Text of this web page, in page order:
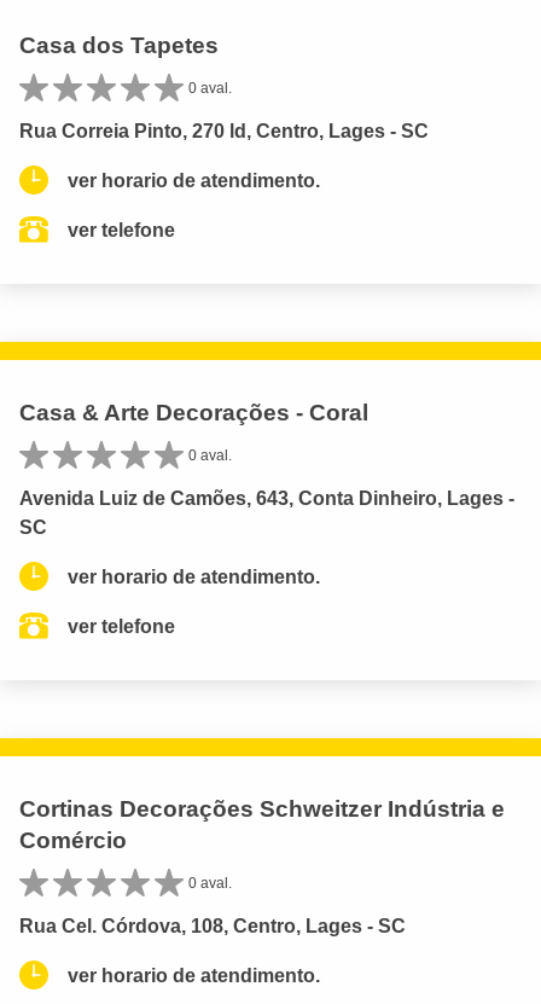
Casa dos Tapetes
0 aval.
Rua Correia Pinto, 270 ld, Centro, Lages - SC
ver horario de atendimento.
ver telefone
Casa & Arte Decorações - Coral
0 aval.
Avenida Luiz de Camões, 643, Conta Dinheiro, Lages -
SC
ver horario de atendimento.
ver telefone
Cortinas Decorações Schweitzer Indústria e
Comércio
0 aval.
Rua Cel. Córdova, 108, Centro, Lages - SC
ver horario de atendimento.